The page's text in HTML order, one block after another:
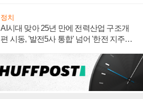
정치
AI시대 맞아 25년 만에 전력산업 구조개
편 시동, '발전5사 통합' 넘어 '한전 지주사'